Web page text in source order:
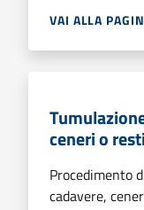
VAI ALLA
ceneri o
Procedimento
cadavere,